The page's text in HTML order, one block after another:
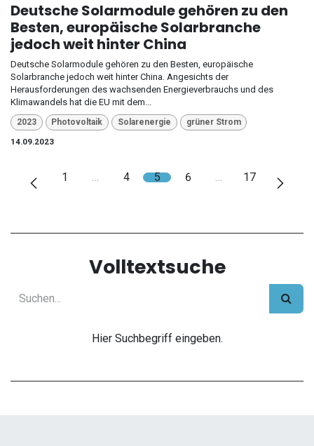
Deutsche Solarmodule gehören zu den
Besten, europäische Solarbranche
jedoch weit hinter China
Deutsche Solarmodule gehören zu den Besten, europäische
Solarbranche jedoch weit hinter China. Angesichts der
Herausforderungen des wachsenden Energieverbrauchs und des
Klimawandels hat die EU mit dem...
2023 Photovoltaik Solarenergie
grüner Strom
14.09.2023
1 4 5 6 17
Volltextsuche
Hier Suchbegriff eingeben.